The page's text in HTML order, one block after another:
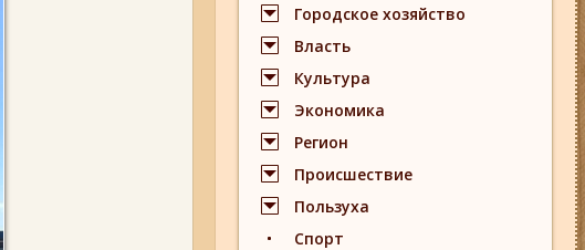
Городское хозяйство
Власть
Культура
Экономика
Регион
Происшествие
Пользуха
Спорт